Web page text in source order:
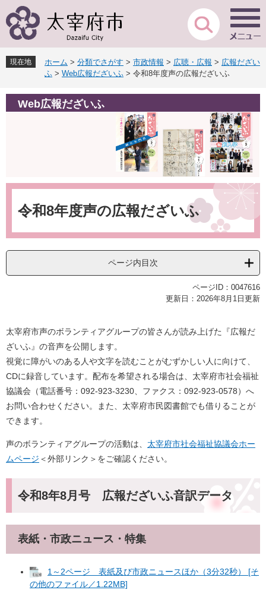
ー
先
頭
す
ニ
を
飛
し
現在地 ホーム > 分類でさがす > 市政情報 > 広聴・広報 > 広報だざい
ふ > Web広報だざいふ > 令和8年度声の広報だざいふ
Web広報だざいふ
本
令和8年度声の広報だざいふ
ページ内目次
ページID：0047616
更新日：2026年8月1日更新
太宰府市声のボランティアグループの皆さんが読み上げた『広報だ
ざいふ』の音声を公開します。
視覚に障がいのある人や文字を読むことがむずかしい人に向けて、
CDに録音しています。配布を希望される場合は、太宰府市社会福祉
協議会（電話番号：092-923-3230、ファクス：092-923-0578）へ
お問い合わせください。また、太宰府市民図書館でも借りることが
できます。
声のボランティアグループの活動は、 太宰府市社会福祉協議会ホー
ムページ ＜外部リンク＞ をご確認ください。
令和8年8月号 広報だざいふ音訳データ
表紙・市政ニュース・特集
1～2ページ 表紙及び市政ニュースほか（3分32秒） [そ
の他のファイル／1.22MB]